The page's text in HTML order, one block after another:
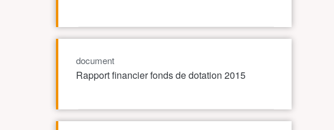
document
Rapport financier fonds de dotation 2015